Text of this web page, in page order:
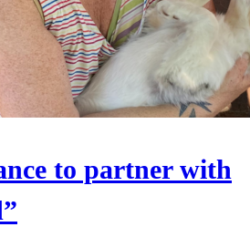
to partner with